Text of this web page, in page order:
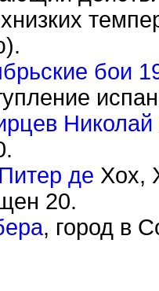
бои
де Хох,
20.
, город в